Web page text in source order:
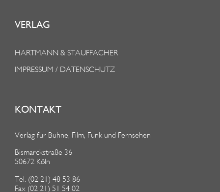
VERLAG
HARTMANN & STAUFFACHER
IMPRESSUM / DATENSCHUTZ
KONTAKT
Verlag für Bühne, Film, Funk und Fernsehen
Bismarckstraße 36
50672 Köln
Tel. (02 21) 48 53 86
Fax (02 21) 51 54 02